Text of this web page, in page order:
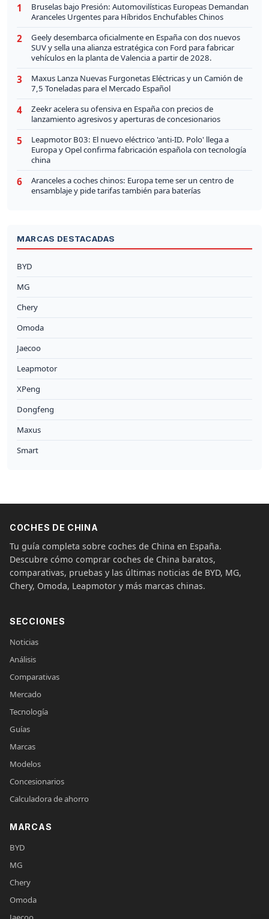
1
Bruselas bajo Presión: Automovilísticas Europeas Demandan
Aranceles Urgentes para Híbridos Enchufables Chinos
2
Geely desembarca oficialmente en España con dos nuevos
SUV y sella una alianza estratégica con Ford para fabricar
vehículos en la planta de Valencia a partir de 2028.
3
Maxus Lanza Nuevas Furgonetas Eléctricas y un Camión de
7,5 Toneladas para el Mercado Español
4
Zeekr acelera su ofensiva en España con precios de
lanzamiento agresivos y aperturas de concesionarios
5
Leapmotor B03: El nuevo eléctrico 'anti-ID. Polo' llega a
Europa y Opel confirma fabricación española con tecnología
china
6
Aranceles a coches chinos: Europa teme ser un centro de
ensamblaje y pide tarifas también para baterías
MARCAS DESTACADAS
BYD
MG
Chery
Omoda
Jaecoo
Leapmotor
XPeng
Dongfeng
Maxus
Smart
COCHES DE CHINA
Tu guía completa sobre coches de China en España.
Descubre cómo comprar coches de China baratos,
comparativas, pruebas y las últimas noticias de BYD, MG,
Chery, Omoda, Leapmotor y más marcas chinas.
SECCIONES
Noticias
Análisis
Comparativas
Mercado
Tecnología
Guías
Marcas
Modelos
Concesionarios
Calculadora de ahorro
MARCAS
BYD
MG
Chery
Omoda